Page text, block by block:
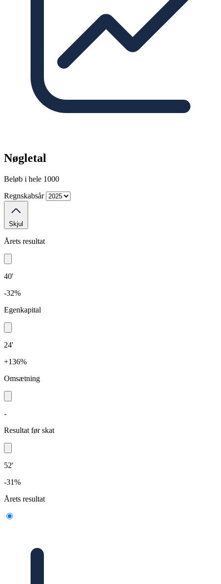
Nøgletal
Beløb i hele 1000
Regnskabsår
Skjul
Årets resultat
40'
-32%
Egenkapital
24'
+136%
Omsætning
-
Resultat før skat
52'
-31%
Årets resultat